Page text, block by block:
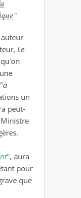
"
Le
à
un
peut-
", aura
pour
que